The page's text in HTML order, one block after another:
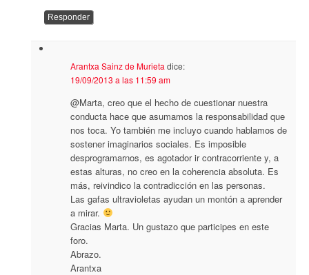
Responder
Arantxa Sainz de Murieta dice:
19/09/2013 a las 11:59 am
@Marta, creo que el hecho de cuestionar nuestra
conducta hace que asumamos la responsabilidad que
nos toca. Yo también me incluyo cuando hablamos de
sostener imaginarios sociales. Es imposible
desprogramarnos, es agotador ir contracorriente y, a
estas alturas, no creo en la coherencia absoluta. Es
más, reivindico la contradicción en las personas.
Las gafas ultravioletas ayudan un montón a aprender
a mirar.
Gracias Marta. Un gustazo que participes en este
foro.
Abrazo.
Arantxa